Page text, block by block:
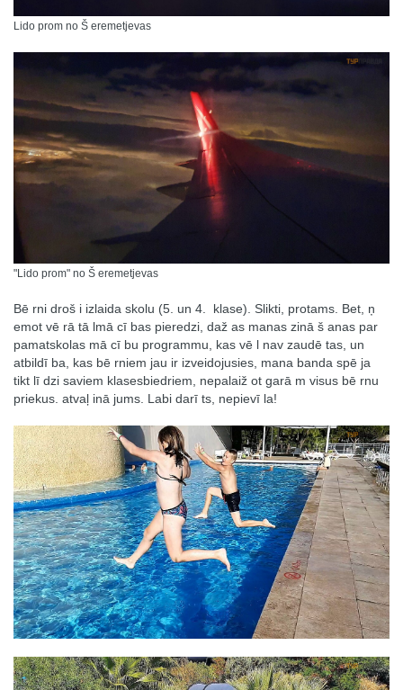
Lido prom no Š eremetjevas
"Lido prom" no Š eremetjevas
Bē rni droš i izlaida skolu (5. un 4. klase). Slikti, protams. Bet, ņ
emot vē rā tā lmā cī bas pieredzi, daž as manas zinā š anas par
pamatskolas mā cī bu programmu, kas vē l nav zaudē tas, un
atbildī ba, kas bē rniem jau ir izveidojusies, mana banda spē ja
tikt lī dzi saviem klasesbiedriem, nepalaiž ot garā m visus bē rnu
priekus. atvaļ inā jums. Labi darī ts, nepievī la!